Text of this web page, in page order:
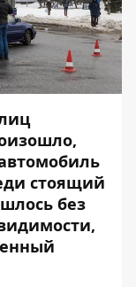
стоящий
без